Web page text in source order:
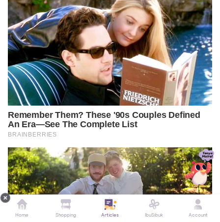
Home Shopping Articles IbuSibuk Account